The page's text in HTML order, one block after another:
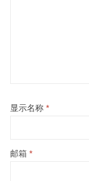
显示名称 *
邮箱 *